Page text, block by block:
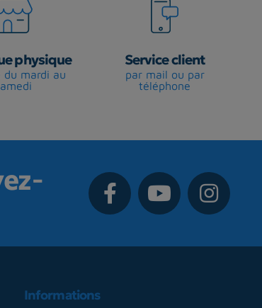
physique
du mardi au
Service client
par mail ou par
téléphone
Informations